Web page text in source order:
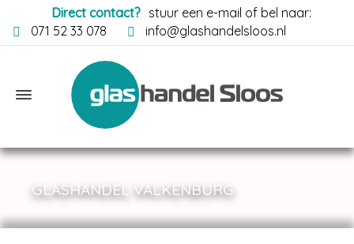
Direct contact? stuur een e-mail of bel naar:
071 52 33 078
info@glashandelsloos.nl
GLASHANDEL VALKENBURG